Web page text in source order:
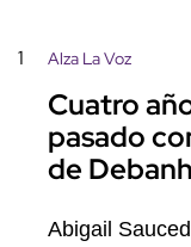
1 Alza La Voz
Cuatro
pasado
de
Abigail